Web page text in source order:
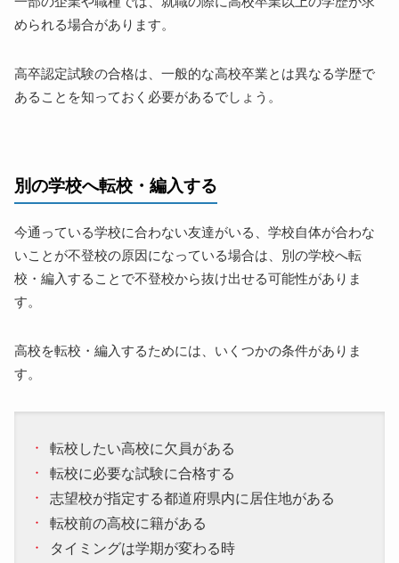
められる場合があります。
高卒認定試験の合格は、一般的な高校卒業とは異なる学歴で
あることを知っておく必要があるでしょう。
別の学校へ転校・編入する
今通っている学校に合わない友達がいる、学校自体が合わな
いことが不登校の原因になっている場合は、別の学校へ転
校・編入することで不登校から抜け出せる可能性がありま
す。
高校を転校・編入するためには、いくつかの条件がありま
す。
転校したい高校に欠員がある
転校に必要な試験に合格する
志望校が指定する都道府県内に居住地がある
転校前の高校に籍がある
タイミングは学期が変わる時